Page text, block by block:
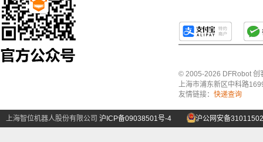
© 2005-2026 DFRobot 创
上海市浦东新区中科路
友情链接： 快递查询
上海智位机器人股份有限公司 沪ICP备09038501号-4 沪公网安备